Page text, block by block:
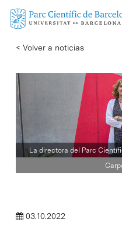
Skip
content
< Volver a noticias
La directora del Parc
03.10.2022